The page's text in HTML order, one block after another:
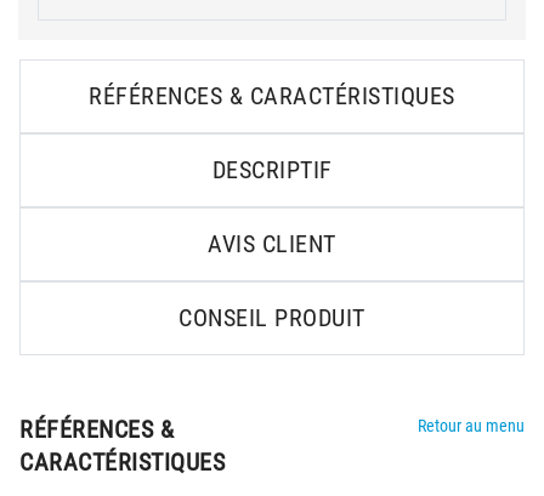
RÉFÉRENCES & CARACTÉRISTIQUES
DESCRIPTIF
AVIS CLIENT
CONSEIL PRODUIT
RÉFÉRENCES &
CARACTÉRISTIQUES
Retour au menu